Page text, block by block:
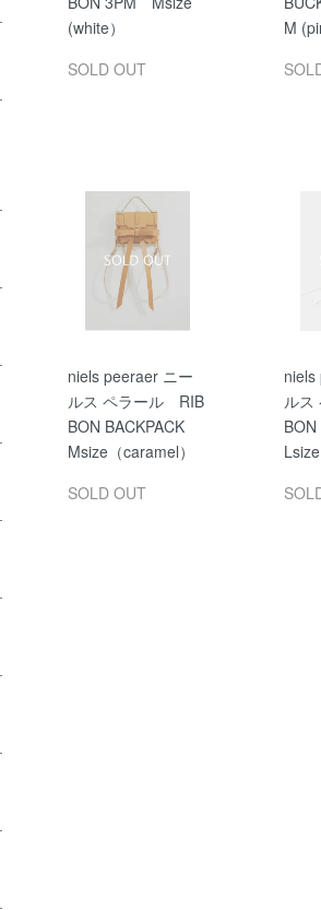
(white）
SOLD OUT
M
niels peeraer ニー
ルス ペラール RIB
BON BACKPACK
Msize（caramel）
SOLD OUT
niels
ル